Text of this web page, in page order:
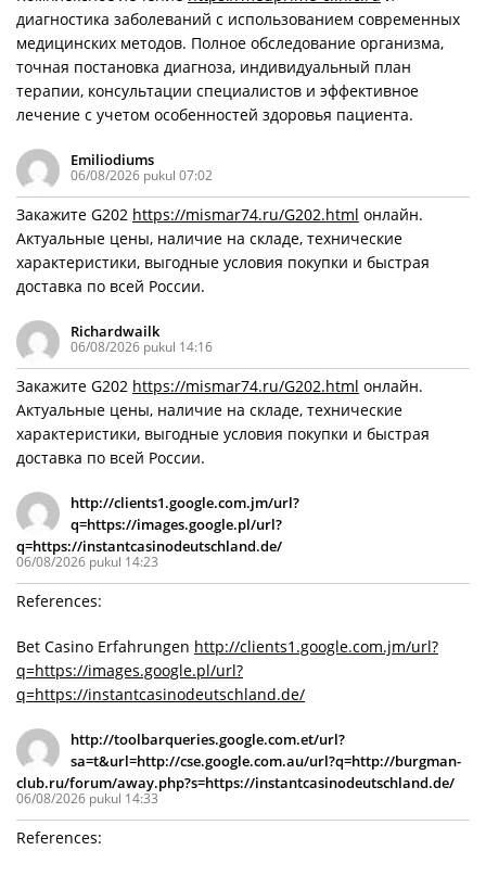
диагностика заболеваний с использованием современных
медицинских методов. Полное обследование организма,
точная постановка диагноза, индивидуальный план
терапии, консультации специалистов и эффективное
лечение с учетом особенностей здоровья пациента.
Emiliodiums
06/08/2026 pukul 07:02
Закажите G202 https://mismar74.ru/G202.html онлайн.
Актуальные цены, наличие на складе, технические
характеристики, выгодные условия покупки и быстрая
доставка по всей России.
Richardwailk
06/08/2026 pukul 14:16
Закажите G202 https://mismar74.ru/G202.html онлайн.
Актуальные цены, наличие на складе, технические
характеристики, выгодные условия покупки и быстрая
доставка по всей России.
http://clients1.google.com.jm/url?
q=https://images.google.pl/url?
q=https://instantcasinodeutschland.de/
06/08/2026 pukul 14:23
References:
Bet Casino Erfahrungen http://clients1.google.com.jm/url?
q=https://images.google.pl/url?
q=https://instantcasinodeutschland.de/
http://toolbarqueries.google.com.et/url?
sa=t&url=http://cse.google.com.au/url?q=http://burgman-
club.ru/forum/away.php?s=https://instantcasinodeutschland.de/
06/08/2026 pukul 14:33
References: